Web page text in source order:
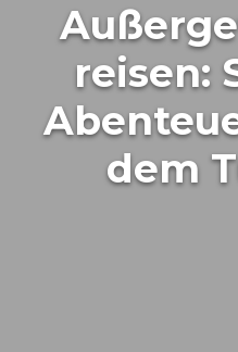
reisen:
dem